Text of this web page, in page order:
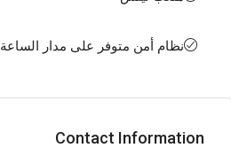
نظام أمن متوفر على مدار الساعة
Contact Information